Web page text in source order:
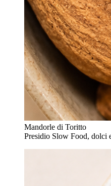
Mandorle di Toritto
Presidio Slow Food, dolci